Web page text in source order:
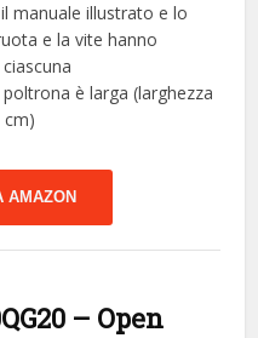
manuale illustrato e lo
e la vite hanno
è larga (larghezza
cm)
AMAZON
– Open